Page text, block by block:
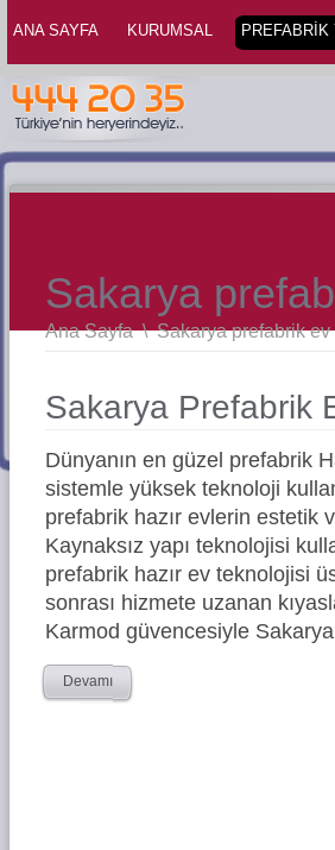
ANA SAYFA KURUMSAL PREFABRİK
Sakarya
Ana Sayfa \Sakarya prefabrik ev
Sakarya Prefabrik
Dünyanın en güzel prefabrik
sistemle yüksek teknoloji
prefabrik hazır evlerin estetik
Kaynaksız yapı teknolojisi
prefabrik hazır ev teknolojisi
sonrası hizmete uzanan
Karmod güvencesiyle
Devamı